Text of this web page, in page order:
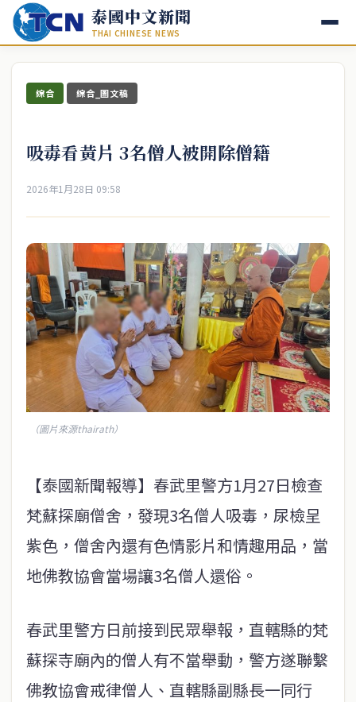
泰國中文新聞
THAI CHINESE NEWS
綜合 綜合_圖文稿
吸毒看黃片 3名僧人被開除僧籍
2026年1月28日 09:58
（圖片來源thairath）
【泰國新聞報導】春武里警方1月27日檢查
梵蘇探廟僧舍，發現3名僧人吸毒，尿檢呈
紫色，僧舍內還有色情影片和情趣用品，當
地佛教協會當場讓3名僧人還俗。
春武里警方日前接到民眾舉報，直轄縣的梵
蘇探寺廟內的僧人有不當舉動，警方遂聯繫
佛教協會戒律僧人、直轄縣副縣長一同行